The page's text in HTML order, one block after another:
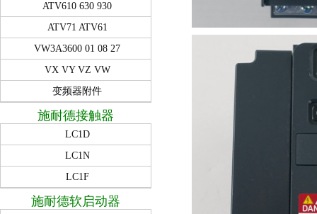
ATV610 630 930
ATV71 ATV61
VW3A3600 01 08 27
VX VY VZ VW
变频器附件
施耐德接触器
LC1D
LC1N
LC1F
施耐德软启动器